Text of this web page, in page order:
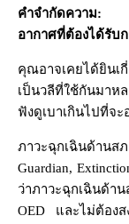
คำจำกัดความ: ปั
อากาศที่ต้องได้รับ
คุณอาจเคยได้ยินเ
เป็นวลีที่ใช้กันมาห
ฟังดูเบาเกินไปที่จ
ภาวะฉุกเฉินด้านส
Guardian,
ว่าภาวะฉุกเฉินด้า
OED และไม่ต้อง